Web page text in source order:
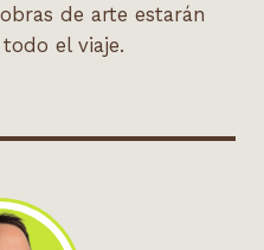
de arte estarán
el viaje.